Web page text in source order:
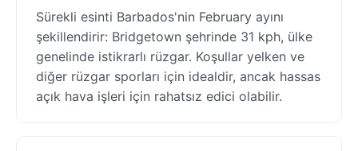
Sürekli esinti Barbados'nin February ayını
şekillendirir: Bridgetown şehrinde 31 kph, ülke
genelinde istikrarlı rüzgar. Koşullar yelken ve
diğer rüzgar sporları için idealdir, ancak hassas
açık hava işleri için rahatsız edici olabilir.